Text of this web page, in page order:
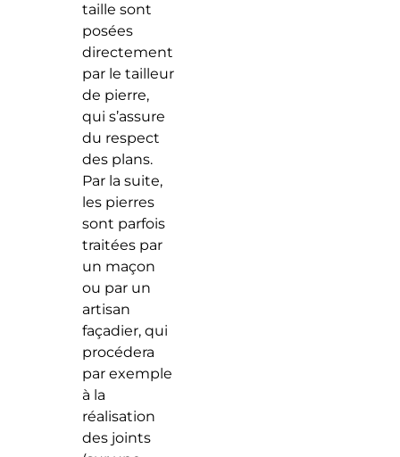
taille sont
posées
directement
par le tailleur
de pierre,
qui s’assure
du respect
des plans.
Par la suite,
les pierres
sont parfois
traitées par
un maçon
ou par un
artisan
façadier, qui
procédera
par exemple
à la
réalisation
des joints